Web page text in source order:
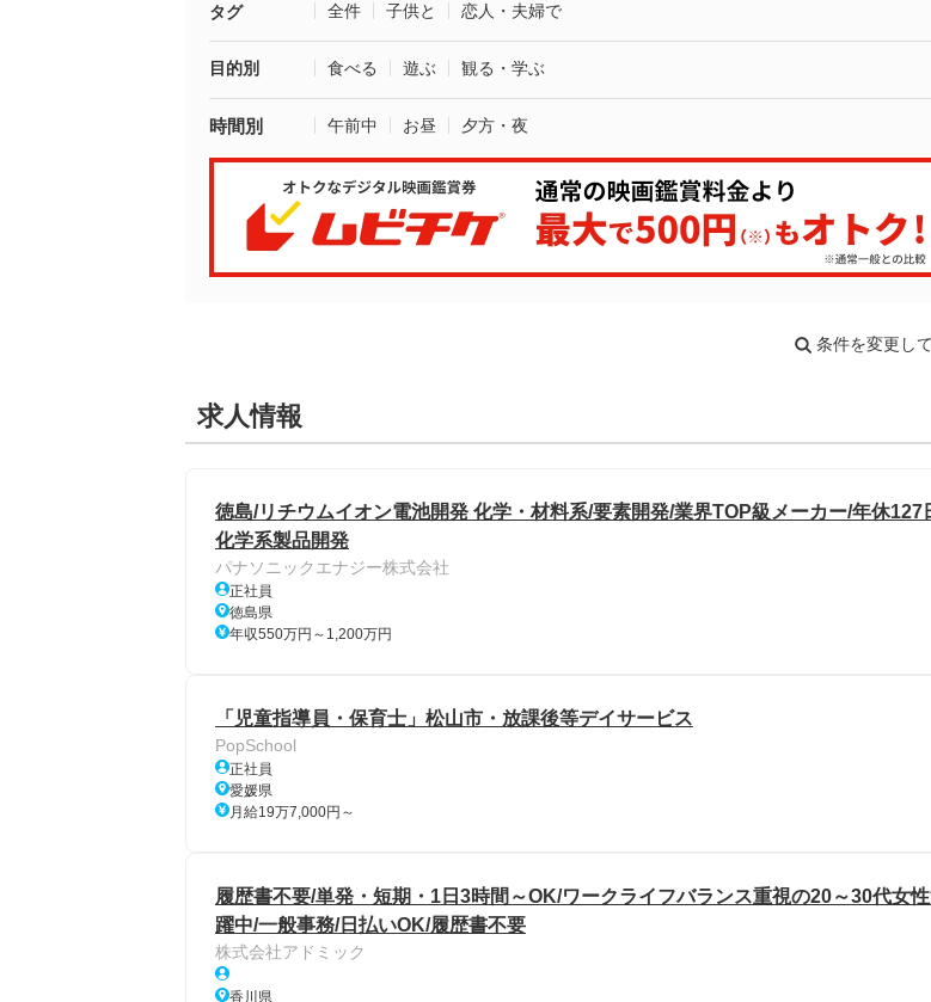
タグ 全件 子供と 恋人・夫婦で
目的別 食べる 遊ぶ 観る・学ぶ
時間別 午前中 お昼 夕方・夜
条件を変更し
求人情報
徳島/リチウムイオン電池開発 化学・材料系/要素開発/業界TOP級メーカー/年休127
化学系製品開発
パナソニックエナジー株式会社
正社員
徳島県
年収550万円～1,200万円
「児童指導員・保育士」松山市・放課後等デイサービス
PopSchool
正社員
愛媛県
月給19万7,000円～
履歴書不要/単発・短期・1日3時間～OK/ワークライフバランス重視の20～30代女
躍中/一般事務/日払いOK/履歴書不要
株式会社アドミック
香川県